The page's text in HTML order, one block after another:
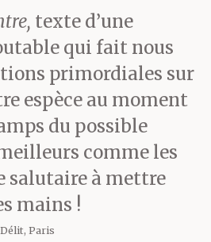
texte d’une
qui fait nous
primordiales sur
espèce au moment
du possible
comme les
salutaire à mettre
mains !
Paris